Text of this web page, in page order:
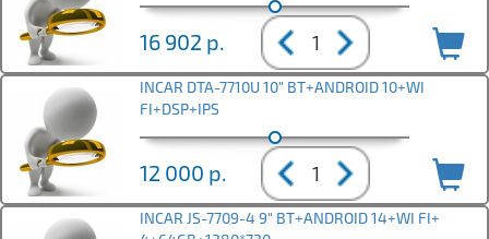
16 902 р.
INCAR DTA-7710U 10" BT+ANDROID 10+WI
FI+DSP+IPS
12 000 р.
INCAR JS-7709-4 9" BT+ANDROID 14+WI FI+